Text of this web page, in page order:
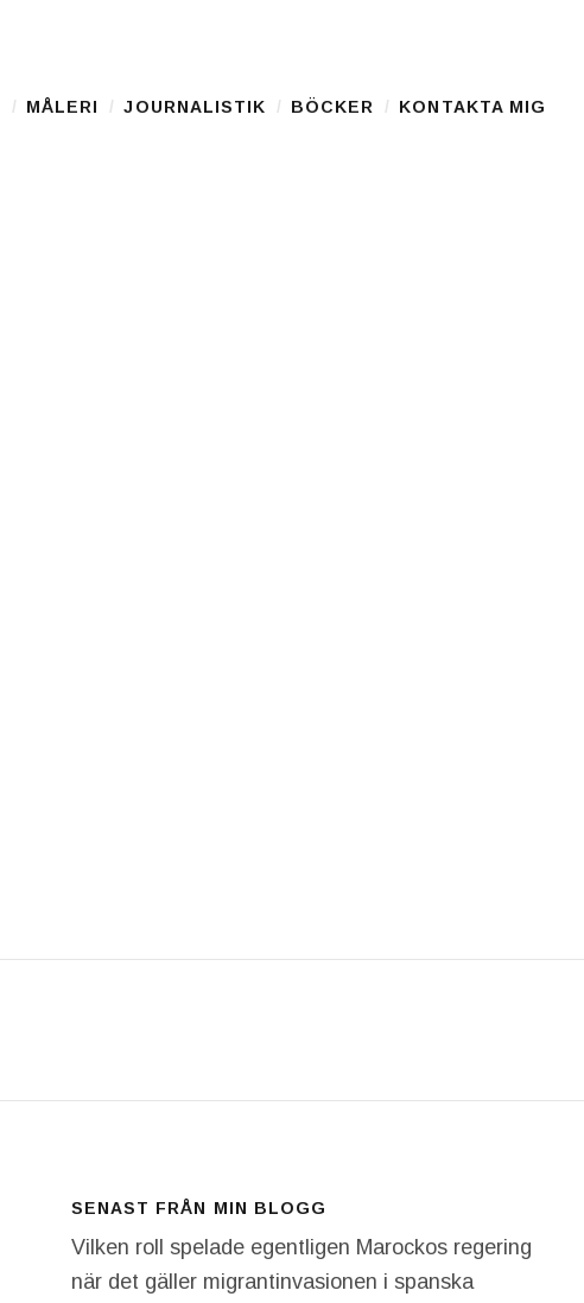
MÅLERI JOURNALISTIK BÖCKER KONTAKTA MIG
SENAST FRÅN MIN BLOGG
Vilken roll spelade egentligen Marockos regering
när det gäller migrantinvasionen i spanska